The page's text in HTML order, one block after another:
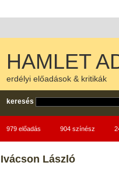
HAMLET
erdélyi előadások & kritikák
keresés
979 előadás 904 színész
Ivácson László